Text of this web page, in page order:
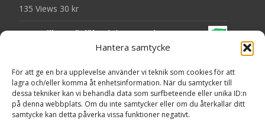
Hantera samtycke
För att ge en bra upplevelse använder vi teknik som cookies för att
lagra och/eller komma åt enhetsinformation. När du samtycker till
dessa tekniker kan vi behandla data som surfbeteende eller unika ID:n
på denna webbplats. Om du inte samtycker eller om du återkallar ditt
samtycke kan detta påverka vissa funktioner negativt.
135 Views 30 kr
OLW Dill & Gräslök Mini Storpack - 20 x 40 g
Pringles Hot Kickin' Sour Cream Chips - 160
g
130 Views50kr